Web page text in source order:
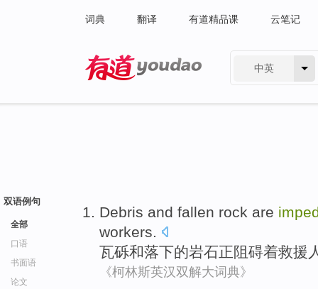
词典 翻译 有道精品课 云笔记
中英
双语例句
全部
口语
书面语
论文
Debris and fallen rock are
workers.
瓦砾和落下的岩石正阻碍着救援
《柯林斯英汉双解大词典》